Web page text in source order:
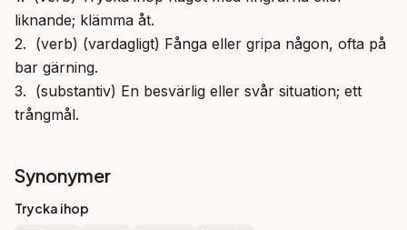
liknande; klämma åt.
2.  (verb) (vardagligt) Fånga eller gripa någon, ofta på
bar gärning.
3.  (substantiv) En besvärlig eller svår situation; ett
trångmål.
Synonymer
Trycka ihop